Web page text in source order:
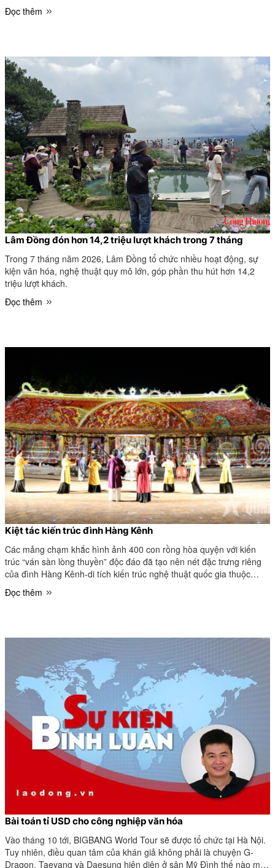
Đọc thêm
Lâm Đồng đón hơn 14,2 triệu lượt khách trong 7 tháng
Trong 7 tháng năm 2026, Lâm Đồng tổ chức nhiều hoạt động, sự
kiện văn hóa, nghệ thuật quy mô lớn, góp phần thu hút hơn 14,2
triệu lượt khách.
Đọc thêm
Kiệt tác kiến trúc đình Hàng Kênh
Các mảng chạm khắc hình ảnh 400 con rồng hòa quyện với kiến
trúc “ván sàn lòng thuyền” độc đáo đã tạo nên nét đặc trưng riêng
của đình Hàng Kênh-di tích kiến trúc nghệ thuật quốc gia thuộc
phường Lê Chân, TP Hải Phòng.
Đọc thêm
Bài toán tỉ USD cho công nghiệp văn hóa
Vào tháng 10 tới, BIGBANG World Tour sẽ được tổ chức tại Hà Nội.
Tuy nhiên, điều quan tâm của khán giả không phải là chuyện G-
Dragon, Taeyang và Daesung hiện diện ở sân Mỹ Đình thế nào mà